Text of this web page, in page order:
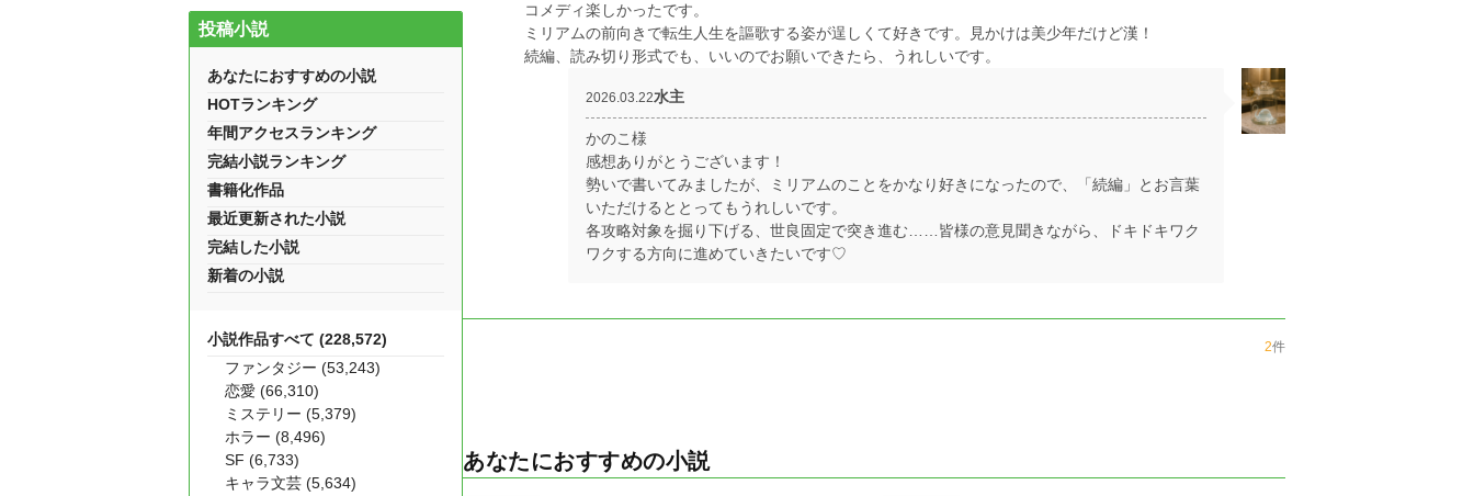
コメディ楽しかったです。
ミリアムの前向きで転生人生を謳歌する姿が逞しくて好きです。見かけは美少年だけど漢！
続編、読み切り形式でも、いいのでお願いできたら、うれしいです。
2026.03.22水主
かのこ様
感想ありがとうございます！
勢いで書いてみましたが、ミリアムのことをかなり好きになったので、「続編」とお言葉
いただけるととってもうれしいです。
各攻略対象を掘り下げる、世良固定で突き進む……皆様の意見聞きながら、ドキドキワク
ワクする方向に進めていきたいです♡
2件
あなたにおすすめの小説
投稿小説
あなたにおすすめの小説
HOTランキング
年間アクセスランキング
完結小説ランキング
書籍化作品
最近更新された小説
完結した小説
新着の小説
小説作品すべて (228,572)
ファンタジー (53,243)
恋愛 (66,310)
ミステリー (5,379)
ホラー (8,496)
SF (6,733)
キャラ文芸 (5,634)